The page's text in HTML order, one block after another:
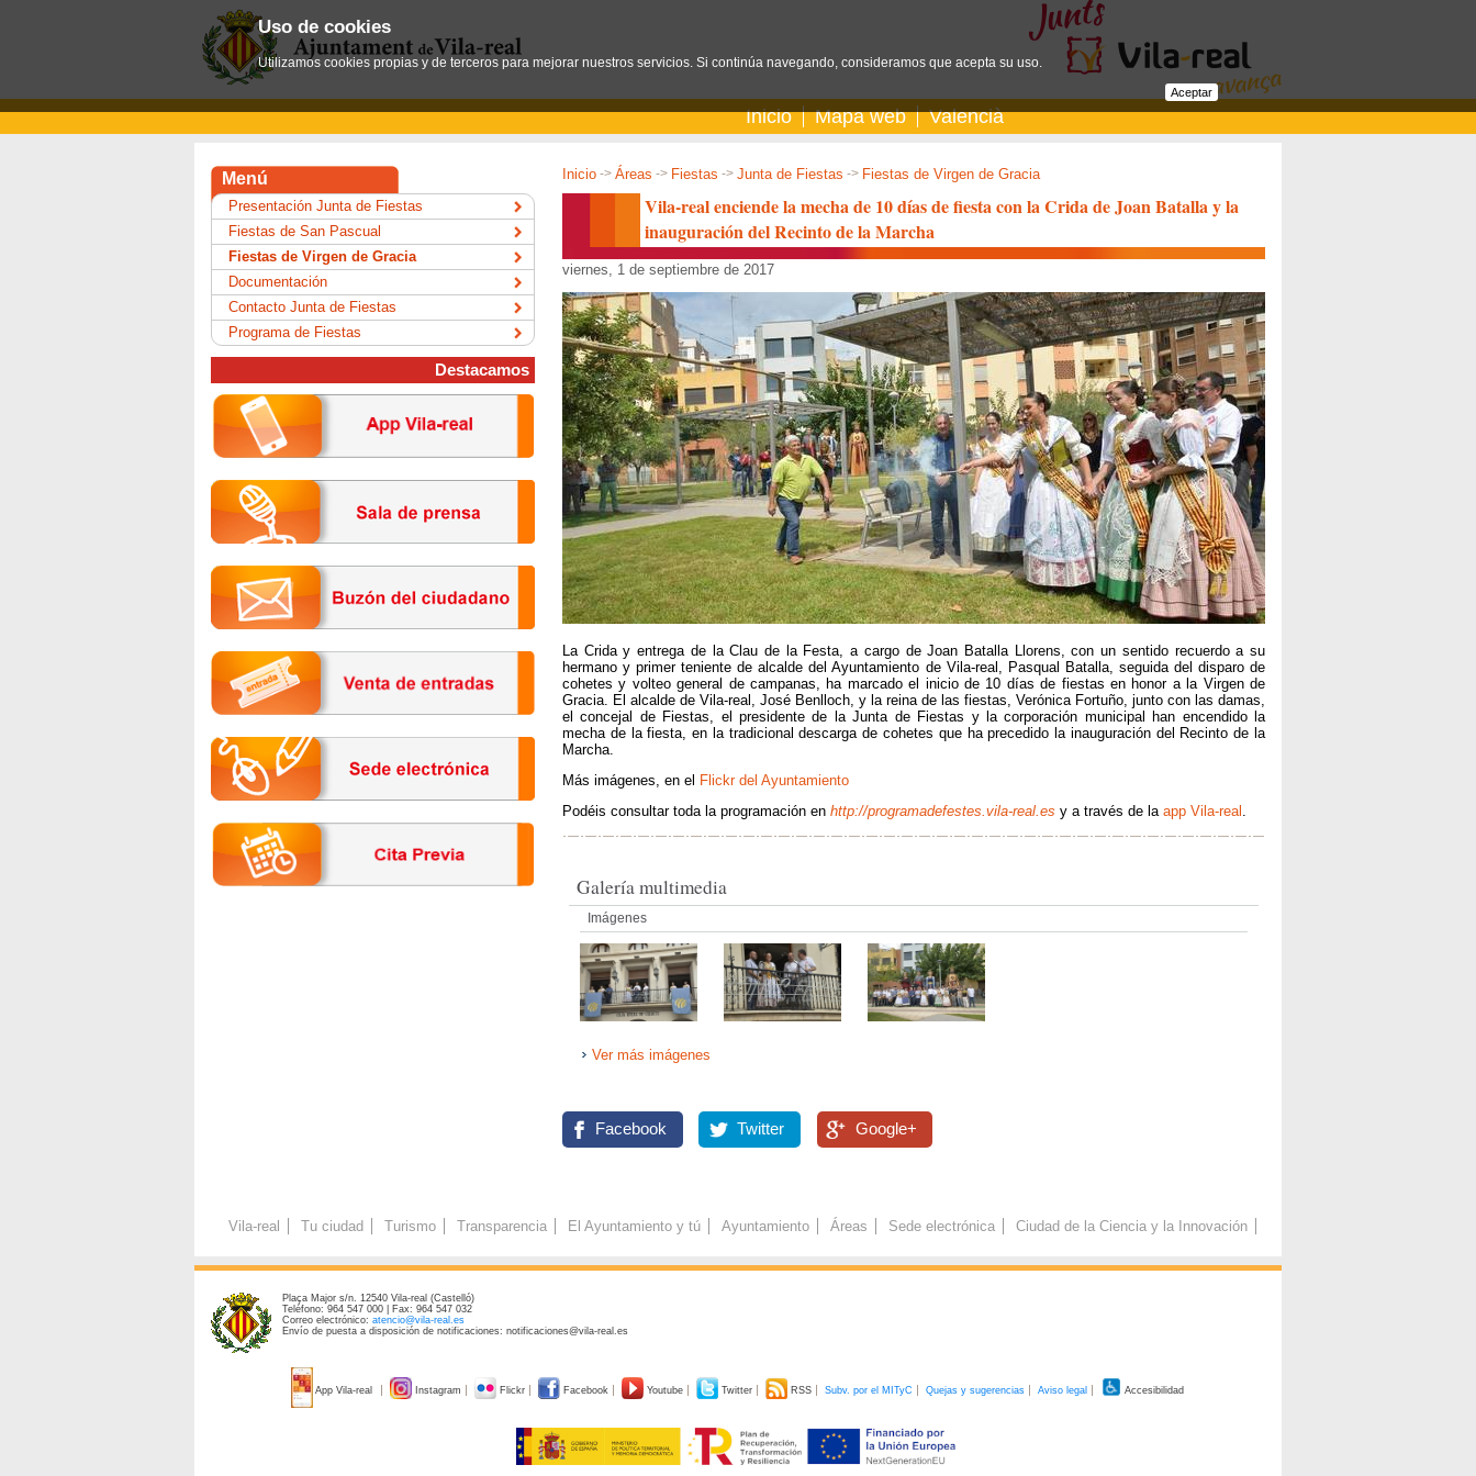
Inicio Mapa web Valencià
Inicio -> Áreas -> Fiestas -> Junta de Fiestas -> Fiestas de Virgen de Gracia
Vila-real enciende la mecha de 10 días de fiesta con la Crida de Joan Batalla y la
inauguración del Recinto de la Marcha
viernes, 1 de septiembre de 2017
La Crida y entrega de la Clau de la Festa, a cargo de Joan Batalla Llorens, con un sentido recuerdo a su
hermano y primer teniente de alcalde del Ayuntamiento de Vila-real, Pasqual Batalla, seguida del disparo de
cohetes y volteo general de campanas, ha marcado el inicio de 10 días de fiestas en honor a la Virgen de
Gracia. El alcalde de Vila-real, José Benlloch, y la reina de las fiestas, Verónica Fortuño, junto con las damas,
el concejal de Fiestas, el presidente de la Junta de Fiestas y la corporación municipal han encendido la
mecha de la fiesta, en la tradicional descarga de cohetes que ha precedido la inauguración del Recinto de la
Marcha.
Más imágenes, en el Flickr del Ayuntamiento
Podéis consultar toda la programación en http://programadefestes.vila-real.es y a través de la app Vila-real .
Galería multimedia
Imágenes
Ver más imágenes
Facebook Twitter Google+
Menú
Presentación Junta de Fiestas
Fiestas de San Pascual
Fiestas de Virgen de Gracia
Documentación
Contacto Junta de Fiestas
Programa de Fiestas
Destacamos
Vila-real Tu ciudad Turismo Transparencia El Ayuntamiento y tú Ayuntamiento Áreas Sede electrónica Ciudad de la Ciencia y la Innovación
Plaça Major s/n. 12540 Vila-real (Castelló)
Teléfono: 964 547 000 | Fax: 964 547 032
Correo electrónico: atencio@vila-real.es
Envío de puesta a disposición de notificaciones: notificaciones@vila-real.es
App Vila-real Instagram Flickr Facebook Youtube Twitter RSS Subv. por el MITyC Quejas y sugerencias Aviso legal Accesibilidad
Uso de cookies
Utilizamos cookies propias y de terceros para mejorar nuestros servicios. Si continúa navegando, consideramos que acepta su uso.
Aceptar